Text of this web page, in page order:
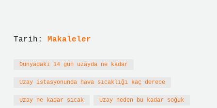
Tarih: Makaleler
Dünyadaki 14 gün uzayda ne kadar
Uzay istasyonunda hava sıcaklığı kaç derece
Uzay ne kadar sıcak Uzay neden bu kadar soğuk